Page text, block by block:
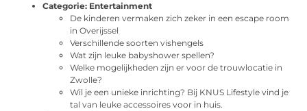
Categorie: Entertainment
De kinderen vermaken zich zeker in een escape room
in Overijssel
Verschillende soorten vishengels
Wat zijn leuke babyshower spellen?
Welke mogelijkheden zijn er voor de trouwlocatie in
Zwolle?
Wil je een unieke inrichting? Bij KNUS Lifestyle vind je
tal van leuke accessoires voor in huis.